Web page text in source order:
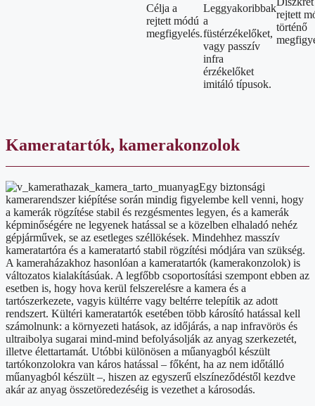
Célja a
rejtett módú
megfigyelés.
Leggyakoribbak
a
füstérzékelőket,
vagy passzív
infra
érzékelőket
imitáló típusok.
rejtett
történő
Kameratartók, kamerakonzolok
Egy biztonsági
kamerarendszer kiépítése során mindig figyelembe kell venni, hogy
a kamerák rögzítése stabil és rezgésmentes legyen, és a kamerák
képminőségére ne legyenek hatással se a közelben elhaladó nehéz
gépjárművek, se az esetleges széllökések. Mindehhez masszív
kameratartóra és a kameratartó stabil rögzítési módjára van szükség.
A kameraházakhoz hasonlóan a kameratartók (kamerakonzolok) is
változatos kialakításúak. A legfőbb csoportosítási szempont ebben az
esetben is, hogy hova kerül felszerelésre a kamera és a
tartószerkezete, vagyis kültérre vagy beltérre telepítik az adott
rendszert. Kültéri kameratartók esetében több károsító hatással kell
számolnunk: a környezeti hatások, az időjárás, a nap infravörös és
ultraibolya sugarai mind-mind befolyásolják az anyag szerkezetét,
illetve élettartamát. Utóbbi különösen a műanyagból készült
tartókonzolokra van káros hatással – főként, ha az nem időtálló
műanyagból készült –, hiszen az egyszerű elszíneződéstől kezdve
akár az anyag összetöredezéséig is vezethet a károsodás.